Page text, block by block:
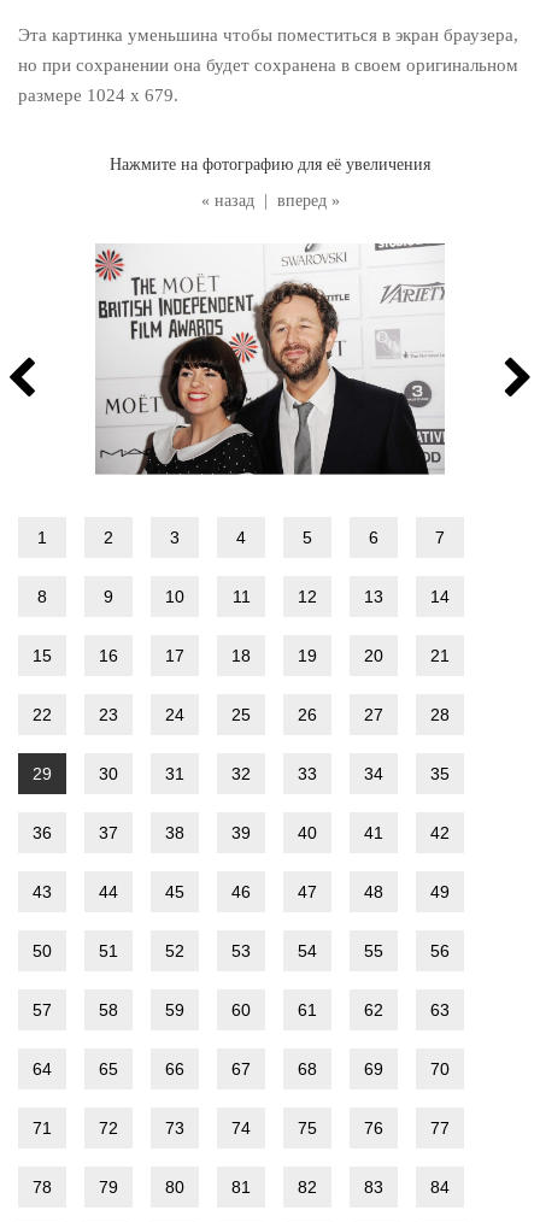
« назад вперед »
Нажмите на фотографию для её увеличения
Эта картинка уменьшина чтобы поместиться в экран браузера,
но при сохранении она будет сохранена в своем оригинальном
размере 1024 x 679.
1 2 3 4 5 6 7
8 9 10 11 12 13 14
15 16 17 18 19 20 21
22 23 24 25 26 27 28
29 30 31 32 33 34 35
36 37 38 39 40 41 42
43 44 45 46 47 48 49
50 51 52 53 54 55 56
57 58 59 60 61 62 63
64 65 66 67 68 69 70
71 72 73 74 75 76 77
78 79 80 81 82 83 84